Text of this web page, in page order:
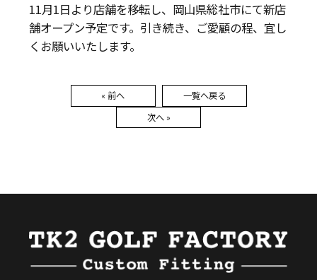
11月1日より店舗を移転し、岡山県総社市にて新店
舗オープン予定です。引き続き、ご愛顧の程、宜し
くお願いいたします。
« 前へ
一覧へ戻る
次へ »